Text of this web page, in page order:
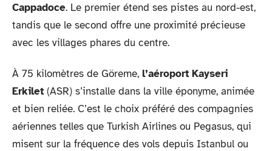
Cappadoce. Le premier étend ses pistes au nord-est,
tandis que le second offre une proximité précieuse
avec les villages phares du centre.
À 75 kilomètres de Göreme, l’aéroport Kayseri
Erkilet (ASR) s’installe dans la ville éponyme, animée
et bien reliée. C’est le choix préféré des compagnies
aériennes telles que Turkish Airlines ou Pegasus, qui
misent sur la fréquence des vols depuis Istanbul ou